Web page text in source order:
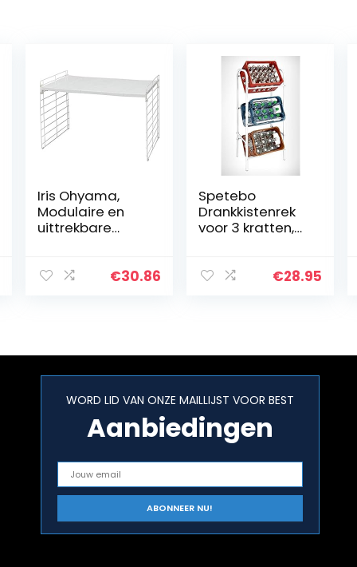
Iris Ohyama,
Modulaire en
uittrekbare
niveau,
€30.86
Spetebo
Drankkistenrek
voor 3 kratten,
€28.95
WORD LID VAN ONZE MAILLIJST VOOR BEST
Aanbiedingen